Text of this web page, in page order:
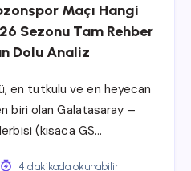
Maçı Hangi
Sezonu Tam Rehber
Dolu Analiz
en tutkulu ve en heyecan
biri olan Galatasaray –
(kısaca GS…
4 dakikada okunabilir